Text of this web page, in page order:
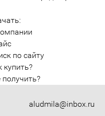
aludmila@inbox.ru
по сайту
купить?
получить?